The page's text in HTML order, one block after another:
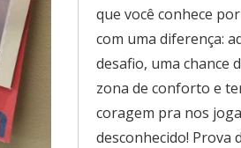
que você conhece por
com uma diferença:
desafio, uma chance
zona de conforto e
coragem pra nos
desconhecido! Prova